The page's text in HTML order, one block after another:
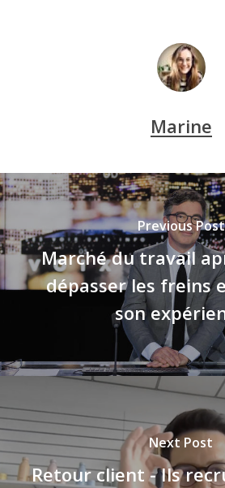
Marine
Previous Post
Marché du travail
dépasser les freins
son
Next Post
Retour client - Ils